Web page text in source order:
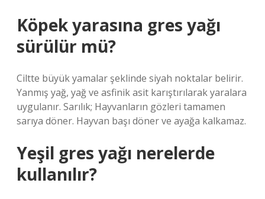
Köpek yarasına gres yağı
sürülür mü?
Ciltte büyük yamalar şeklinde siyah noktalar belirir.
Yanmış yağ, yağ ve asfinik asit karıştırılarak yaralara
uygulanır. Sarılık; Hayvanların gözleri tamamen
sarıya döner. Hayvan başı döner ve ayağa kalkamaz.
Yeşil gres yağı nerelerde
kullanılır?